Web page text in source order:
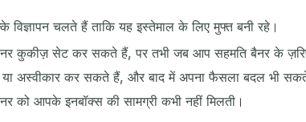
विज्ञापन चलते हैं ताकि यह इस्तेमाल के लिए मुफ्त बनी रहे।
कुकीज़ सेट कर सकते हैं, पर तभी जब आप सहमति बैनर के
या अस्वीकार कर सकते हैं, और बाद में अपना फैसला बदल भी
को आपके इनबॉक्स की सामग्री कभी नहीं मिलती।